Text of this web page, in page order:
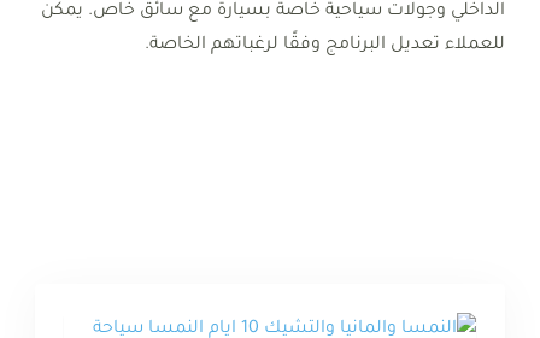
الداخلي وجولات سياحية خاصة بسيارة مع سائق خاص. يمكن
للعملاء تعديل البرنامج وفقًا لرغباتهم الخاصة.